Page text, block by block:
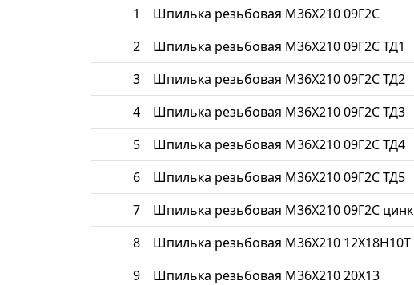
1
Шпилька резьбовая М36Х210 09Г2С
2 Шпилька резьбовая М36Х210 09Г2С ТД1
3 Шпилька резьбовая М36Х210 09Г2С ТД2
4 Шпилька резьбовая М36Х210 09Г2С ТД3
5 Шпилька резьбовая М36Х210 09Г2С ТД4
6 Шпилька резьбовая М36Х210 09Г2С ТД5
7 Шпилька резьбовая М36Х210 09Г2С цинк
8 Шпилька резьбовая М36Х210 12Х18Н10Т
9 Шпилька резьбовая М36Х210 20Х13